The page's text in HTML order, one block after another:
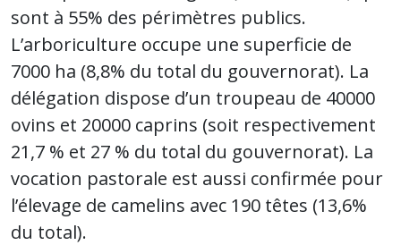
sont à 55% des périmètres publics.
L’arboriculture occupe une superficie de
7000 ha (8,8% du total du gouvernorat). La
délégation dispose d’un troupeau de 40000
ovins et 20000 caprins (soit respectivement
21,7 % et 27 % du total du gouvernorat). La
vocation pastorale est aussi confirmée pour
l’élevage de camelins avec 190 têtes (13,6%
du total).